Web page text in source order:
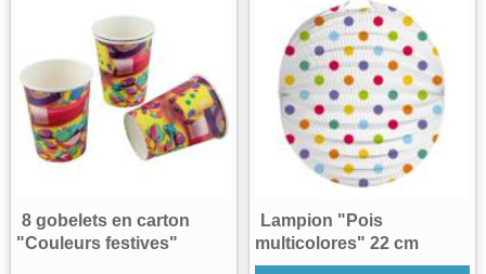
8 gobelets en carton
"Couleurs festives"
Lampion "Pois
multicolores" 22 cm